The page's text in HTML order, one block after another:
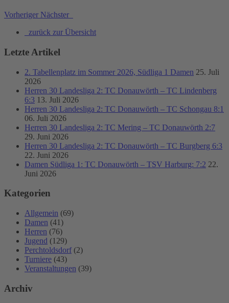
Vorheriger Nächster
zurück zur Übersicht
Letzte Artikel
2. Tabellenplatz im Sommer 2026, Südliga 1 Damen 25. Juli
2026
Herren 30 Landesliga 2: TC Donauwörth – TC Lindenberg
6:3 13. Juli 2026
Herren 30 Landesliga 2: TC Donauwörth – TC Schongau 8:1
06. Juli 2026
Herren 30 Landesliga 2: TC Mering – TC Donauwörth 2:7
29. Juni 2026
Herren 30 Landesliga 2: TC Donauwörth – TC Burgberg 6:3
22. Juni 2026
Damen Südliga 1: TC Donauwörth – TSV Harburg: 7:2 22.
Juni 2026
Kategorien
Allgemein (69)
Damen (41)
Herren (76)
Jugend (129)
Perchtoldsdorf (2)
Turniere (43)
Veranstaltungen (39)
Archiv